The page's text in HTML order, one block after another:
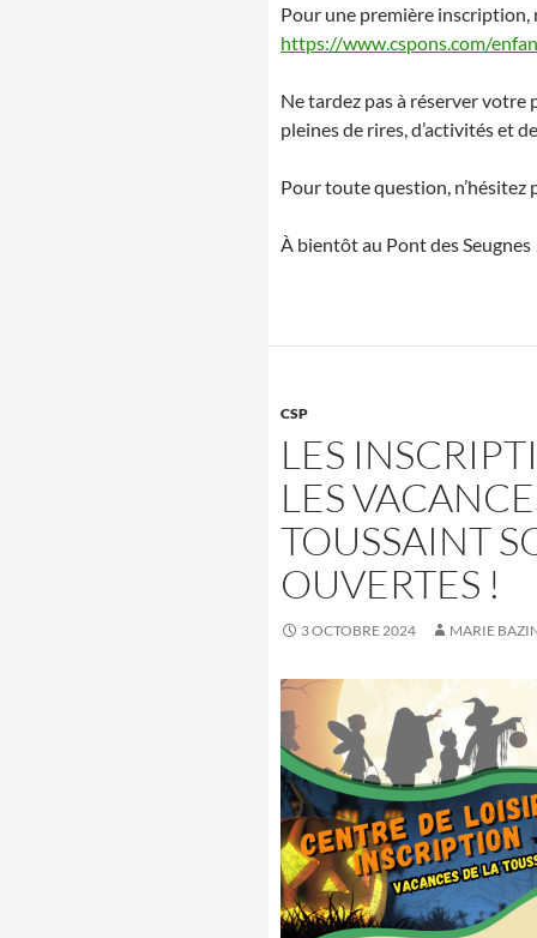
Pour une première inscription,
https://www.cspons.com/
Ne tardez pas à réserver votre
pleines de rires, d’activités et
Pour toute question, n’hésitez
À bientôt au Pont des Seugnes
CSP
LES
LES
TOUSSAINT
OUVERTES !
3 OCTOBRE 2024 MARIE